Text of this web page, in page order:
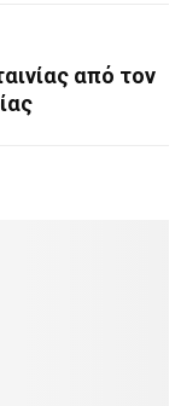
από τον